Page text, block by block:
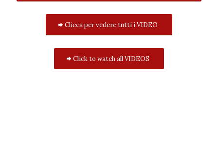
Clicca per vedere tutti i VIDEO
Click to watch all VIDEOS